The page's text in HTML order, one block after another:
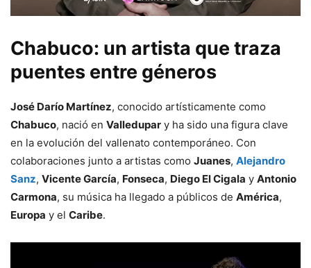
Chabuco: un artista que traza
puentes entre géneros
José Darío Martínez, conocido artísticamente como
Chabuco, nació en Valledupar y ha sido una figura clave
en la evolución del vallenato contemporáneo. Con
colaboraciones junto a artistas como Juanes, Alejandro
Sanz, Vicente García, Fonseca, Diego El Cigala y Antonio
Carmona, su música ha llegado a públicos de América,
Europa y el Caribe.